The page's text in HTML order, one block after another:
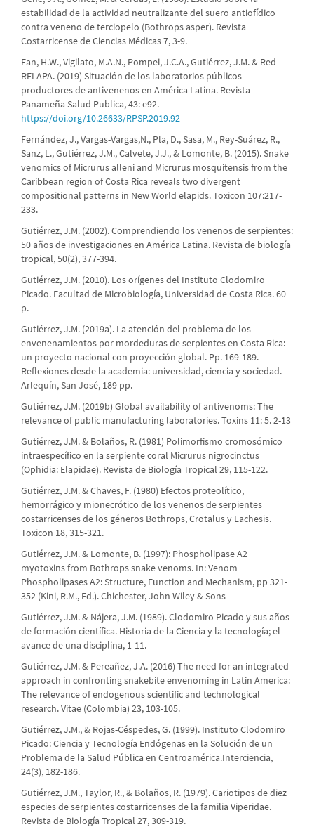
estabilidad de la actividad neutralizante del suero antiofídico
contra veneno de terciopelo (Bothrops asper). Revista
Costarricense de Ciencias Médicas 7, 3-9.
Fan, H.W., Vigilato, M.A.N., Pompei, J.C.A., Gutiérrez, J.M. & Red
RELAPA. (2019) Situación de los laboratorios públicos
productores de antivenenos en América Latina. Revista
Panameña Salud Publica, 43: e92.
https://doi.org/10.26633/RPSP.2019.92
Fernández, J., Vargas-Vargas,N., Pla, D., Sasa, M., Rey-Suárez, R.,
Sanz, L., Gutiérrez, J.M., Calvete, J.J., & Lomonte, B. (2015). Snake
venomics of Micrurus alleni and Micrurus mosquitensis from the
Caribbean region of Costa Rica reveals two divergent
compositional patterns in New World elapids. Toxicon 107:217-
233.
Gutiérrez, J.M. (2002). Comprendiendo los venenos de serpientes:
50 años de investigaciones en América Latina. Revista de biología
tropical, 50(2), 377-394.
Gutiérrez, J.M. (2010). Los orígenes del Instituto Clodomiro
Picado. Facultad de Microbiología, Universidad de Costa Rica. 60
p.
Gutiérrez, J.M. (2019a). La atención del problema de los
envenenamientos por mordeduras de serpientes en Costa Rica:
un proyecto nacional con proyección global. Pp. 169-189.
Reflexiones desde la academia: universidad, ciencia y sociedad.
Arlequín, San José, 189 pp.
Gutiérrez, J.M. (2019b) Global availability of antivenoms: The
relevance of public manufacturing laboratories. Toxins 11: 5. 2-13
Gutiérrez, J.M. & Bolaños, R. (1981) Polimorfismo cromosómico
intraespecífico en la serpiente coral Micrurus nigrocinctus
(Ophidia: Elapidae). Revista de Biología Tropical 29, 115-122.
Gutiérrez, J.M. & Chaves, F. (1980) Efectos proteolítico,
hemorrágico y mionecrótico de los venenos de serpientes
costarricenses de los géneros Bothrops, Crotalus y Lachesis.
Toxicon 18, 315-321.
Gutiérrez, J.M. & Lomonte, B. (1997): Phospholipase A2
myotoxins from Bothrops snake venoms. In: Venom
Phospholipases A2: Structure, Function and Mechanism, pp 321-
352 (Kini, R.M., Ed.). Chichester, John Wiley & Sons
Gutiérrez, J.M. & Nájera, J.M. (1989). Clodomiro Picado y sus años
de formación científica. Historia de la Ciencia y la tecnología; el
avance de una disciplina, 1-11.
Gutiérrez, J.M. & Pereañez, J.A. (2016) The need for an integrated
approach in confronting snakebite envenoming in Latin America:
The relevance of endogenous scientific and technological
research. Vitae (Colombia) 23, 103-105.
Gutiérrez, J.M., & Rojas-Céspedes, G. (1999). Instituto Clodomiro
Picado: Ciencia y Tecnología Endógenas en la Solución de un
Problema de la Salud Pública en Centroamérica.Interciencia,
24(3), 182-186.
Gutiérrez, J.M., Taylor, R., & Bolaños, R. (1979). Cariotipos de diez
especies de serpientes costarricenses de la familia Viperidae.
Revista de Biología Tropical 27, 309-319.